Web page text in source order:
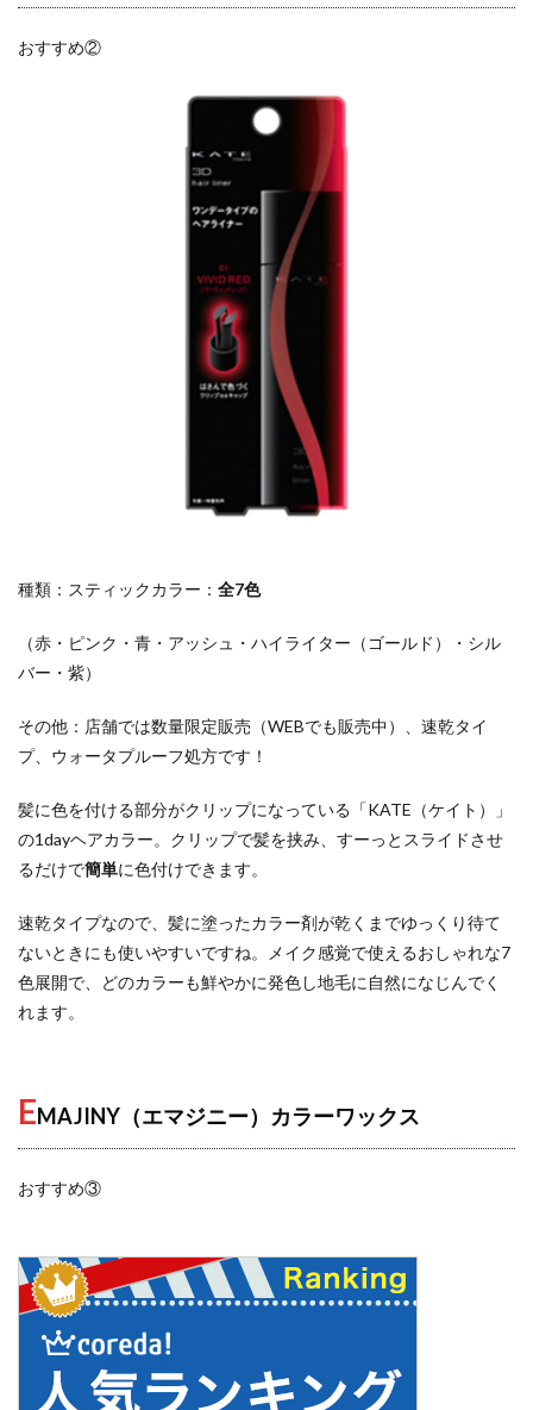
おすすめ②
種類：スティックカラー： 全7色
（赤・ピンク・青・アッシュ・ハイライター（ゴールド）・シル
バー・紫）
その他：店舗では数量限定販売（WEBでも販売中）、速乾タイ
プ、ウォータプルーフ処方です！
髪に色を付ける部分がクリップになっている「KATE（ケイト）」
の1dayヘアカラー。クリップで髪を挟み、すーっとスライドさせ
るだけで簡単に色付けできます。
速乾タイプなので、髪に塗ったカラー剤が乾くまでゆっくり待て
ないときにも使いやすいですね。メイク感覚で使えるおしゃれな7
色展開で、どのカラーも鮮やかに発色し地毛に自然になじんでく
れます。
EMAJINY（エマジニー）カラーワックス
おすすめ③